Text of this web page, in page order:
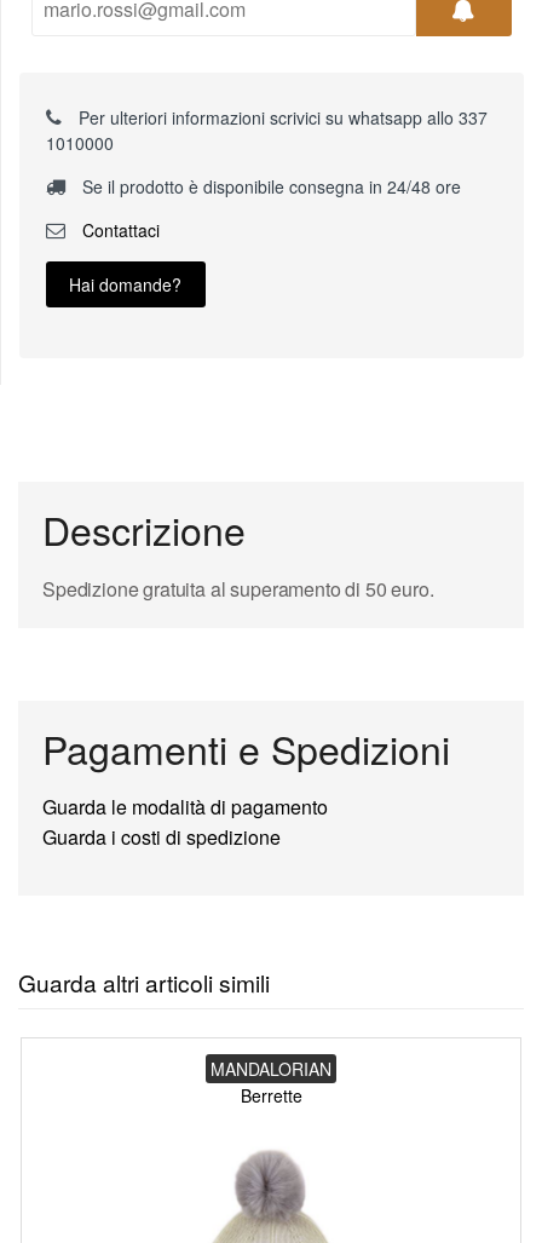
Per ulteriori informazioni scrivici su whatsapp allo 337
1010000
Se il prodotto è disponibile consegna in 24/48 ore
Contattaci
Hai domande?
Descrizione
Spedizione gratuita al superamento di 50 euro.
Pagamenti e Spedizioni
Guarda le modalità di pagamento
Guarda i costi di spedizione
Guarda altri articoli simili
MANDALORIAN
Berrette